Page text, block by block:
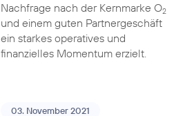
Nachfrage nach der Kernmarke O2
und einem guten Partnergeschäft
ein starkes operatives und
finanzielles Momentum erzielt.
03. November 2021